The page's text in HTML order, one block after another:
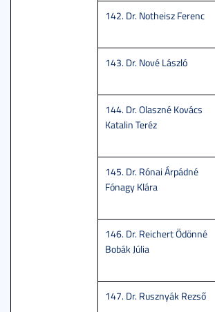
142. Dr. Notheisz Ferenc
143. Dr. Nové László
144. Dr. Olaszné Kovács
Katalin Teréz
145. Dr. Rónai Árpádné
Fónagy Klára
146. Dr. Reichert Ödönné
Bobák Júlia
147. Dr. Rusznyák Rezső